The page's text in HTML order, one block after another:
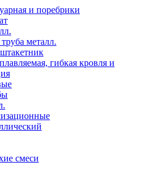
и поребрики
металл.
гибкая кровля и
смеси